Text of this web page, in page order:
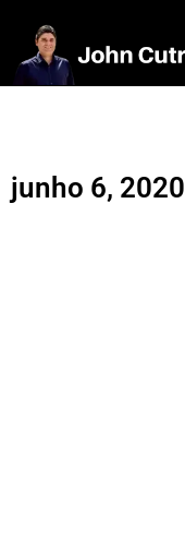
junho 6, 2020